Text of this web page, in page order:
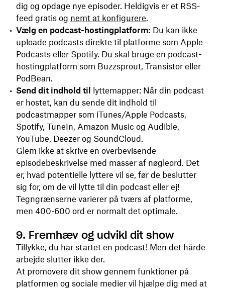
dig og opdage nye episoder. Heldigvis er et RSS-
feed gratis og nemt at konfigurere.
Vælg en podcast-hostingplatform: Du kan ikke
uploade podcasts direkte til platforme som Apple
Podcasts eller Spotify. Du skal bruge en podcast-
hostingplatform som Buzzsprout, Transistor eller
PodBean.
Send dit indhold til lyttemapper: Når din podcast
er hostet, kan du sende dit indhold til
podcastmapper som iTunes/Apple Podcasts,
Spotify, TuneIn, Amazon Music og Audible,
YouTube, Deezer og SoundCloud.
Glem ikke at skrive en overbevisende
episodebeskrivelse med masser af nøgleord. Det
er, hvad potentielle lyttere vil se, før de beslutter
sig for, om de vil lytte til din podcast eller ej!
Tegngrænserne varierer på tværs af platforme,
men 400-600 ord er normalt det optimale.
9. Fremhæv og udvikl dit show
Tillykke, du har startet en podcast! Men det hårde
arbejde slutter ikke der.
At promovere dit show gennem funktioner på
platformen og sociale medier vil hjælpe dig med at